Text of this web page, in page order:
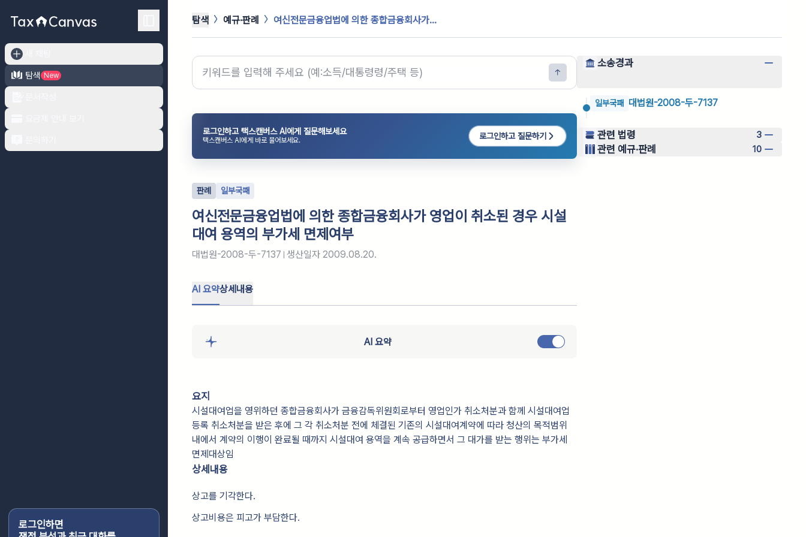
탐색
New
로그인하면
탐색 예규·판례 여신전문금융업법에 의한 종합금융회사가...
로그인하고 택스캔버스 AI에게 질문해보세요
택스캔버스 AI에게 바로 물어보세요. 로그인하고 질문하기
판례 일부국패
여신전문금융업법에 의한 종합금융회사가 영업이 취소된 경우 시설
대여 용역의 부가세 면제여부
대법원-2008-두-7137 생산일자 2009.08.20.
AI 요약상세내용
AI 요약
요지
시설대여업을 영위하던 종합금융회사가 금융감독위원회로부터 영업인가 취소처분과 함께 시설대여업
등록 취소처분을 받은 후에 그 각 취소처분 전에 체결된 기존의 시설대여계약에 따라 청산의 목적범위
내에서 계약의 이행이 완료될 때까지 시설대여 용역을 계속 공급하면서 그 대가를 받는 행위는 부가세
면제대상임
상세내용
상고를 기각한다.
상고비용은 피고가 부담한다.
소송경과
일부국패 대법원-2008-두-7137
관련 법령 3
관련 예규·판례 10